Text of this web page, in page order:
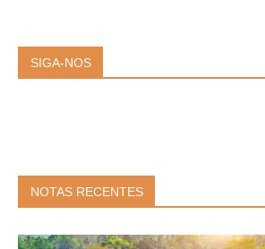
SIGA-NOS
NOTAS RECENTES